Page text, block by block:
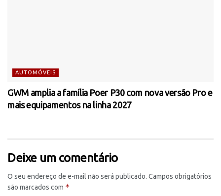
AUTOMÓVEIS
GWM amplia a família Poer P30 com nova versão Pro e
mais equipamentos na linha 2027
Deixe um comentário
O seu endereço de e-mail não será publicado. Campos obrigatórios
são marcados com *